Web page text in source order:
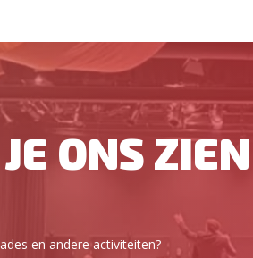
ONS
en andere activiteiten?